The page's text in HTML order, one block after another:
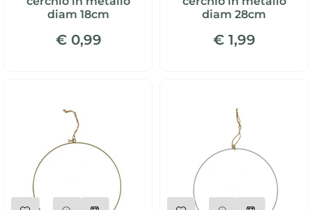
diam 18cm
€ 0,99
diam 28cm
€ 1,99
Quantità Quantità